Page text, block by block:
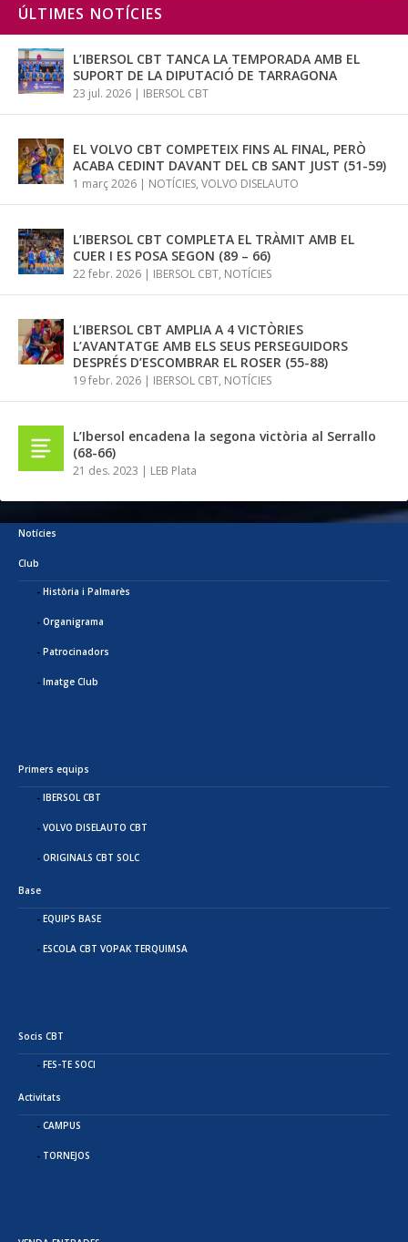
ÚLTIMES NOTÍCIES
L’IBERSOL CBT TANCA LA TEMPORADA AMB EL
SUPORT DE LA DIPUTACIÓ DE TARRAGONA
23 jul. 2026 | IBERSOL CBT
EL VOLVO CBT COMPETEIX FINS AL FINAL, PERÒ
ACABA CEDINT DAVANT DEL CB SANT JUST (51-59)
1 març 2026 | NOTÍCIES, VOLVO DISELAUTO
L’IBERSOL CBT COMPLETA EL TRÀMIT AMB EL
CUER I ES POSA SEGON (89 – 66)
22 febr. 2026 | IBERSOL CBT, NOTÍCIES
L’IBERSOL CBT AMPLIA A 4 VICTÒRIES
L’AVANTATGE AMB ELS SEUS PERSEGUIDORS
DESPRÉS D’ESCOMBRAR EL ROSER (55-88)
19 febr. 2026 | IBERSOL CBT, NOTÍCIES
L’Ibersol encadena la segona victòria al Serrallo
(68-66)
21 des. 2023 | LEB Plata
Notícies
Club
Història i Palmarès
Organigrama
Patrocinadors
Imatge Club
Primers equips
IBERSOL CBT
VOLVO DISELAUTO CBT
ORIGINALS CBT SOLC
Base
EQUIPS BASE
ESCOLA CBT VOPAK TERQUIMSA
Socis CBT
FES-TE SOCI
Activitats
CAMPUS
TORNEJOS